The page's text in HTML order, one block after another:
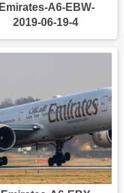
Emirates-A6-EBW-
2019-06-19-4